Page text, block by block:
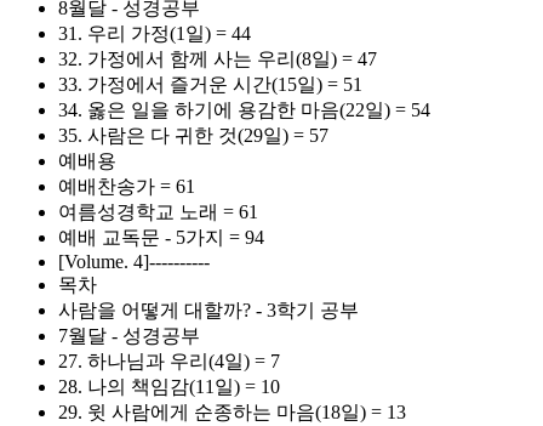
8월달 - 성경공부
31. 우리 가정(1일) = 44
32. 가정에서 함께 사는 우리(8일) = 47
33. 가정에서 즐거운 시간(15일) = 51
34. 옳은 일을 하기에 용감한 마음(22일) = 54
35. 사람은 다 귀한 것(29일) = 57
예배용
예배찬송가 = 61
여름성경학교 노래 = 61
예배 교독문 - 5가지 = 94
[Volume. 4]----------
목차
사람을 어떻게 대할까? - 3학기 공부
7월달 - 성경공부
27. 하나님과 우리(4일) = 7
28. 나의 책임감(11일) = 10
29. 윗 사람에게 순종하는 마음(18일) = 13